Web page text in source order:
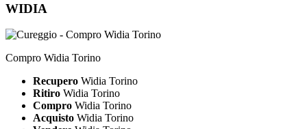
WIDIA
Compro Widia Torino
Recupero Widia Torino
Ritiro Widia Torino
Compro Widia Torino
Acquisto Widia Torino